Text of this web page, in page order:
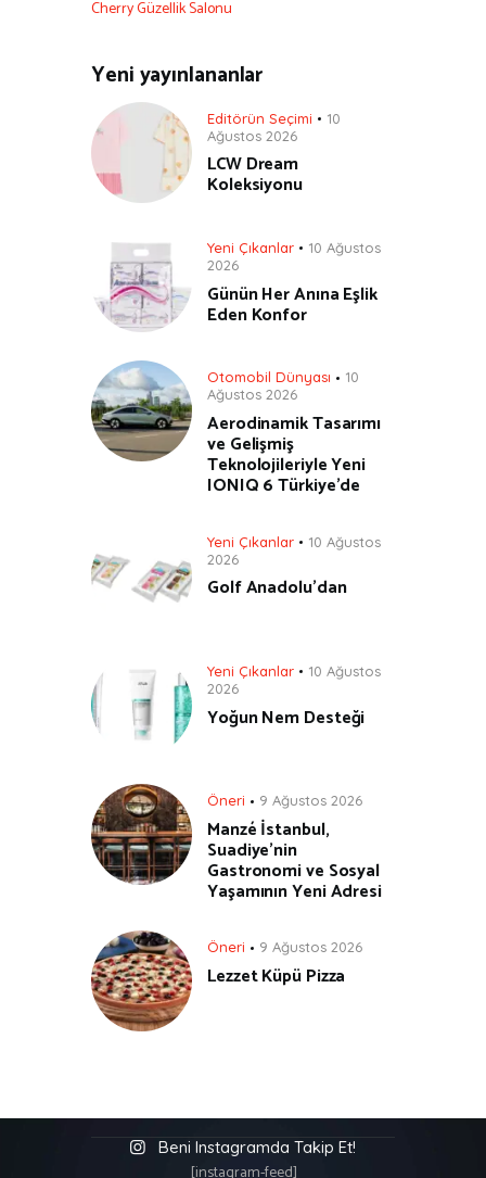
Cherry Güzellik Salonu
Yeni yayınlananlar
Editörün Seçimi
10
Ağustos 2026
LCW Dream
Koleksiyonu
Yeni Çıkanlar
10 Ağustos
2026
Günün Her Anına Eşlik
Eden Konfor
Otomobil Dünyası
10
Ağustos 2026
Aerodinamik Tasarımı
ve Gelişmiş
Teknolojileriyle Yeni
IONIQ 6 Türkiye’de
Yeni Çıkanlar
10 Ağustos
2026
Golf Anadolu’dan
Yeni Çıkanlar
10 Ağustos
2026
Yoğun Nem Desteği
Öneri 9 Ağustos 2026
Manzé İstanbul,
Suadiye’nin
Gastronomi ve Sosyal
Yaşamının Yeni Adresi
Öneri 9 Ağustos 2026
Lezzet Küpü Pizza
Beni Instagramda Takip Et!
[instagram-feed]